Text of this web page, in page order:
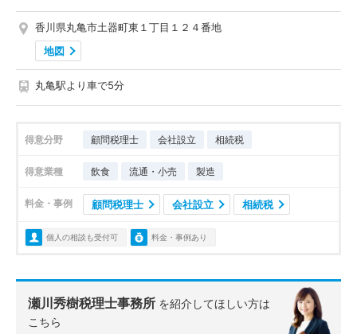
香川県丸亀市土器町東１丁目１２４番地
地図
丸亀駅より車で5分
得意分野 顧問税理士 会社設立 相続税
得意業種 飲食 流通・小売 製造
料金・事例 顧問税理士 会社設立 相続税
個人の相談も受付可 料金・事例あり
瀬川秀樹税理士事務所 を紹介してほしい方は
こちら